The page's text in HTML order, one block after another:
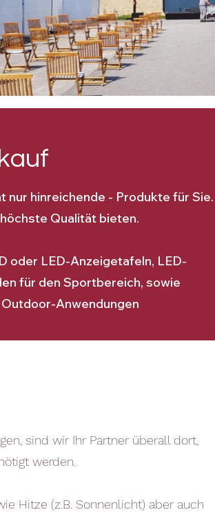
hinreichende - Produkte für Sie.
Qualität bieten.
oder LED-Anzeigetafeln, LED-
für den Sportbereich, sowie
Anwendungen
sind wir Ihr Partner überall dort,
werden.
Hitze (z.B. Sonnenlicht) aber auch